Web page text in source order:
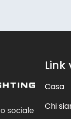
sociale
Link
Casa
Chi